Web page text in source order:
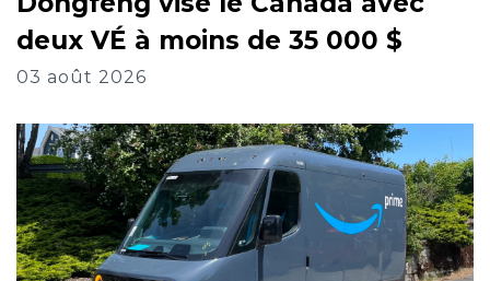
deux VÉ à moins de 35 000 $
03 août 2026